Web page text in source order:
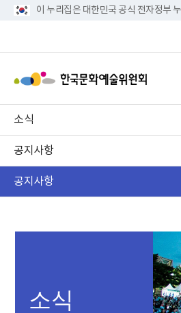
이 누리집은 대한민국 공식 전자정부
소식
공지사항
공지사항
소식